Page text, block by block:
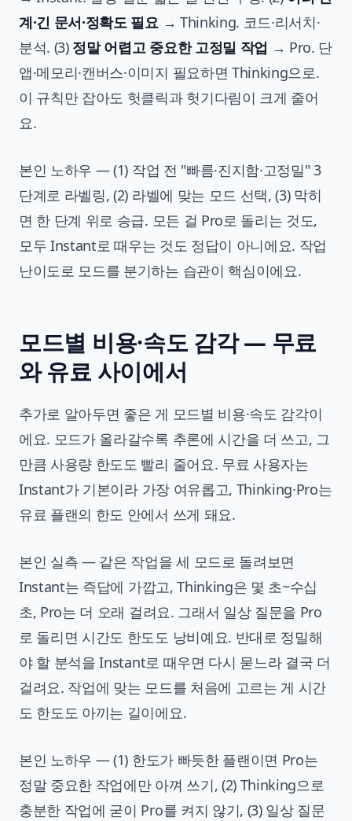
계·긴 문서·정확도 필요→ Thinking. 코드·리서치·
분석. (3) 정말 어렵고 중요한 고정밀 작업 → Pro. 단
앱·메모리·캔버스·이미지 필요하면 Thinking으로.
이 규칙만 잡아도 헛클릭과 헛기다림이 크게 줄어
요.
본인 노하우 — (1) 작업 전 "빠름·진지함·고정밀" 3
단계로 라벨링, (2) 라벨에 맞는 모드 선택, (3) 막히
면 한 단계 위로 승급. 모든 걸 Pro로 돌리는 것도,
모두 Instant로 때우는 것도 정답이 아니에요. 작업
난이도로 모드를 분기하는 습관이 핵심이에요.
모드별 비용·속도 감각 — 무료
와 유료 사이에서
추가로 알아두면 좋은 게 모드별 비용·속도 감각이
에요. 모드가 올라갈수록 추론에 시간을 더 쓰고, 그
만큼 사용량 한도도 빨리 줄어요. 무료 사용자는
Instant가 기본이라 가장 여유롭고, Thinking·Pro는
유료 플랜의 한도 안에서 쓰게 돼요.
본인 실측 — 같은 작업을 세 모드로 돌려보면
Instant는 즉답에 가깝고, Thinking은 몇 초~수십
초, Pro는 더 오래 걸려요. 그래서 일상 질문을 Pro
로 돌리면 시간도 한도도 낭비예요. 반대로 정밀해
야 할 분석을 Instant로 때우면 다시 묻느라 결국 더
걸려요. 작업에 맞는 모드를 처음에 고르는 게 시간
도 한도도 아끼는 길이에요.
본인 노하우 — (1) 한도가 빠듯한 플랜이면 Pro는
정말 중요한 작업에만 아껴 쓰기, (2) Thinking으로
충분한 작업에 굳이 Pro를 켜지 않기, (3) 일상 질문